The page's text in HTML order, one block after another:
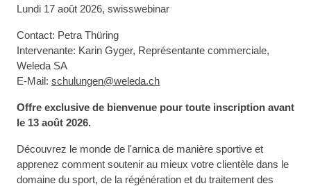
Lundi 17 août 2026, swisswebinar
Contact: Petra Thüring
Intervenante: Karin Gyger, Représentante commerciale,
Weleda SA
E-Mail: schulungen@weleda.ch
Offre exclusive de bienvenue pour toute inscription avant
le 13 août 2026.
Découvrez le monde de l'arnica de manière sportive et
apprenez comment soutenir au mieux votre clientèle dans le
domaine du sport, de la régénération et du traitement des